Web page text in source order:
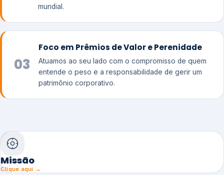
mundial.
03
Foco em Prêmios de Valor e Perenidade
Atuamos ao seu lado com o compromisso de quem
entende o peso e a responsabilidade de gerir um
patrimônio corporativo.
Missão
Clique aqui →